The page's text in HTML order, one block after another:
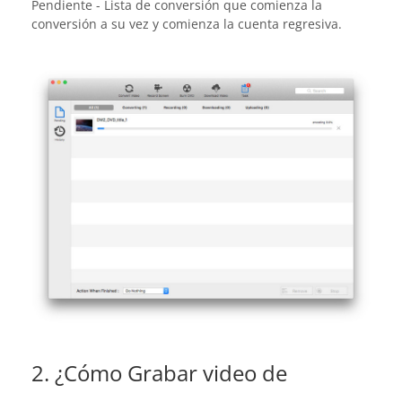
Pendiente - Lista de conversión que comienza la
conversión a su vez y comienza la cuenta regresiva.
2. ¿Cómo Grabar video de